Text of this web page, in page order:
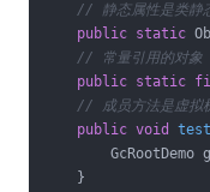
// 静态属性是类静
public static
// 常量引用的对象
public static
// 成员方法是虚拟
public void
GcRootDemo
    }